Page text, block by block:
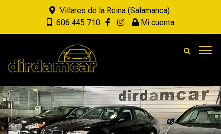
Villares de la Reina (Salamanca)
606 445 710
Mi cuenta